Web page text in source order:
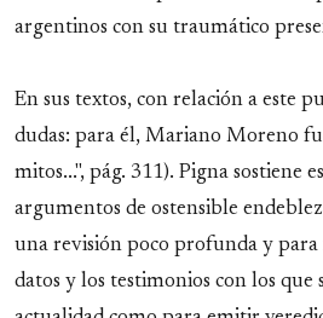
argentinos con su traumático
En sus textos, con relación a este
dudas: para él, Mariano Moreno
mitos...", pág. 311). Pigna sostiene
argumentos de ostensible
una revisión poco profunda y para
datos y los testimonios con los que